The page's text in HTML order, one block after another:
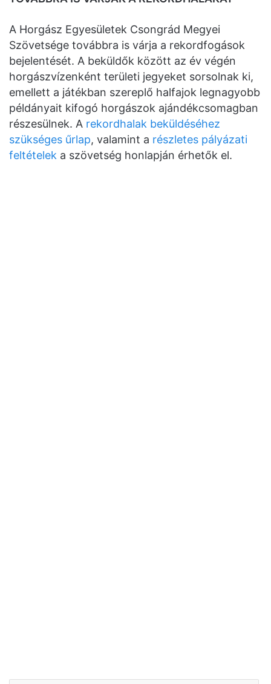
A Horgász Egyesületek Csongrád Megyei
Szövetsége továbbra is várja a rekordfogások
bejelentését. A beküldők között az év végén
horgászvízenként területi jegyeket sorsolnak ki,
emellett a játékban szereplő halfajok legnagyobb
példányait kifogó horgászok ajándékcsomagban
részesülnek. A rekordhalak beküldéséhez
szükséges űrlap, valamint a részletes pályázati
feltételek a szövetség honlapján érhetők el.